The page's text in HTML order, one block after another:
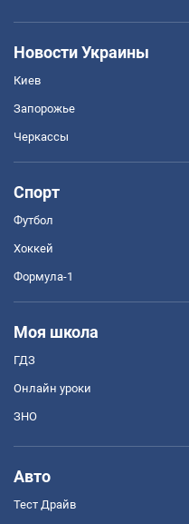
Новости Украины
Киев
Запорожье
Черкассы
Спорт
Футбол
Хоккей
Формула-1
Моя школа
ГДЗ
Онлайн уроки
ЗНО
Авто
Тест Драйв